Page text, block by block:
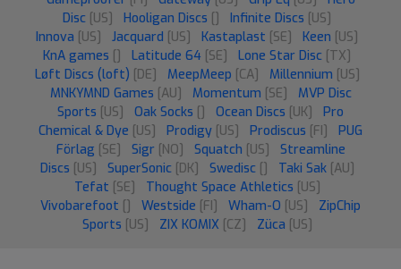
Disc [US] Hooligan Discs [] Infinite Discs [US]
Innova [US] Jacquard [US] Kastaplast [SE] Keen [US]
KnA games [] Latitude 64 [SE] Lone Star Disc [TX]
Løft Discs (loft) [DE] MeepMeep [CA] Millennium [US]
MNKYMND Games [AU] Momentum [SE]
MVP Disc
Sports [US] Oak Socks [] Ocean Discs [UK]
Pro
Chemical & Dye [US] Prodigy [US] Prodiscus [FI]
PUG
Förlag [SE] Sigr [NO] Squatch [US]
Streamline
Discs [US] SuperSonic [DK] Swedisc [] Taki Sak [AU]
Tefat [SE] Thought Space Athletics [US]
Vivobarefoot [] Westside [FI] Wham-O [US]
ZipChip
Sports [US] ZIX KOMIX [CZ] Züca [US]